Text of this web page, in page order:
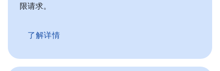
限请求。
了解详情